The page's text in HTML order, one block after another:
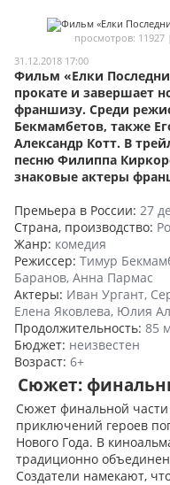
Мои материалы
Мои места
Моя личная
Перечитать
просмотров:
31.12.2018 17:00
Фильм «Елки
прокате и завершает
франшизу. Среди
Бекмамбетов, также
Александр Котт. В
песню Филиппа
знаковые актеры
Премьера в России: 27
Страна, производство:
Жанр: комедия
Режиссер: Тимур
Баранов, Анна Пармас
Актеры: Иван Ургант,
Елена Яковлева, Юлия
Продолжительность: 85
Бюджет: неизвестен
Возраст: 6+
Сюжет:
Сюжет финальной части
приключений героев
Нового Года. В
традиционно
Создатели намекают,